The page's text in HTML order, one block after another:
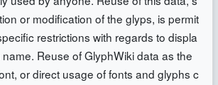
or modification of the glyps, is permit
restrictions with regards to displa
Reuse of GlyphWiki data as the
or direct usage of fonts and glyphs c